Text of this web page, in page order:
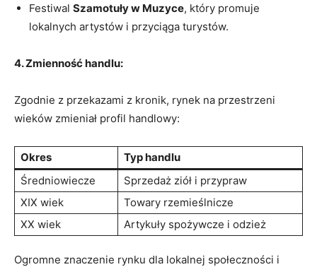
Festiwal Szamotuły w Muzyce, który promuje
lokalnych artystów i przyciąga turystów.
4. Zmienność handlu:
Zgodnie z przekazami z kronik, rynek na przestrzeni
wieków zmieniał profil handlowy:
Okres
Typ handlu
Średniowiecze
Sprzedaż ziół i przypraw
XIX wiek
Towary rzemieślnicze
XX wiek
Artykuły spożywcze i odzież
Ogromne znaczenie rynku dla lokalnej społeczności i